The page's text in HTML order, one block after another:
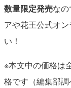
数量限定発売なの
アや花王公式オ
い！
※本文中の価格は
格です（編集部調